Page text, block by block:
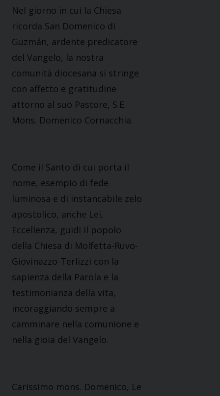
Nel giorno in cui la Chiesa
ricorda San Domenico di
Guzmán, ardente predicatore
del Vangelo, la nostra
comunità diocesana si stringe
con affetto e gratitudine
attorno al suo Pastore, S.E.
Mons. Domenico Cornacchia.
Come il Santo di cui porta il
nome, esempio di fede
luminosa e di instancabile zelo
apostolico, anche Lei,
Eccellenza, guidi il popolo
della Chiesa di Molfetta-Ruvo-
Giovinazzo-Terlizzi con la
sapienza della Parola e la
testimonianza della vita,
incoraggiando sempre a
camminare nella comunione e
nella gioia del Vangelo.
Carissimo mons. Domenico, Le